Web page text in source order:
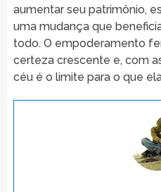
aumentar seu patrimônio,
uma mudança que
todo. O empoderamento
certeza crescente e, com
céu é o limite para o que